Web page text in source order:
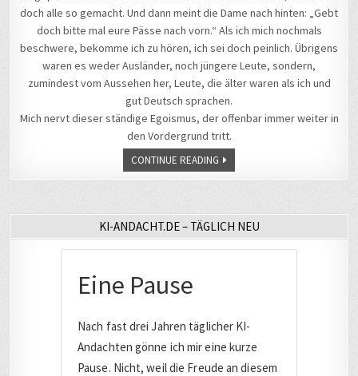
doch alle so gemacht. Und dann meint die Dame nach hinten: „Gebt
doch bitte mal eure Pässe nach vorn.“ Als ich mich nochmals
beschwere, bekomme ich zu hören, ich sei doch peinlich. Übrigens
waren es weder Ausländer, noch jüngere Leute, sondern,
zumindest vom Aussehen her, Leute, die älter waren als ich und
gut Deutsch sprachen.
Mich nervt dieser ständige Egoismus, der offenbar immer weiter in
den Vordergrund tritt.
CONTINUE READING
KI-ANDACHT.DE – TÄGLICH NEU